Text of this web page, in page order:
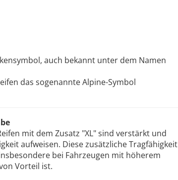
auch bekannt unter dem Namen
das sogenannte Alpine-Symbol
mit dem Zusatz "XL" sind verstärkt und
aufweisen. Diese zusätzliche Tragfähigkeit
bei Fahrzeugen mit höherem
Vorteil ist.